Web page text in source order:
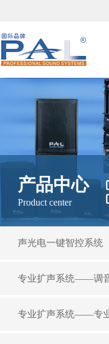
产品中心
Product center
声光电一键智控系统
专业扩声系统——调
专业扩声系统——专